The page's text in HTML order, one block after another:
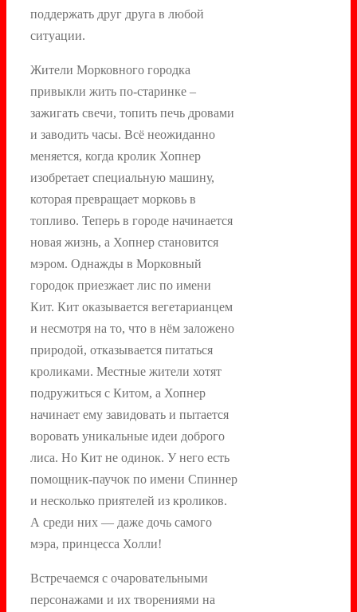
поддержать друг друга в любой
ситуации.
Жители Морковного городка
привыкли жить по-старинке –
зажигать свечи, топить печь дровами
и заводить часы. Всё неожиданно
меняется, когда кролик Хопнер
изобретает специальную машину,
которая превращает морковь в
топливо. Теперь в городе начинается
новая жизнь, а Хопнер становится
мэром. Однажды в Морковный
городок приезжает лис по имени
Кит. Кит оказывается вегетарианцем
и несмотря на то, что в нём заложено
природой, отказывается питаться
кроликами. Местные жители хотят
подружиться с Китом, а Хопнер
начинает ему завидовать и пытается
воровать уникальные идеи доброго
лиса. Но Кит не одинок. У него есть
помощник-паучок по имени Спиннер
и несколько приятелей из кроликов.
А среди них — даже дочь самого
мэра, принцесса Холли!
Встречаемся с очаровательными
персонажами и их творениями на